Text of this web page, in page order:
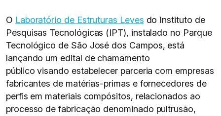
O Laboratório de Estruturas Leves do Instituto de
Pesquisas Tecnológicas (IPT), instalado no Parque
Tecnológico de São José dos Campos, está
lançando um edital de chamamento
público visando estabelecer parceria com empresas
fabricantes de matérias-primas e fornecedores de
perfis em materiais compósitos, relacionados ao
processo de fabricação denominado pultrusão,